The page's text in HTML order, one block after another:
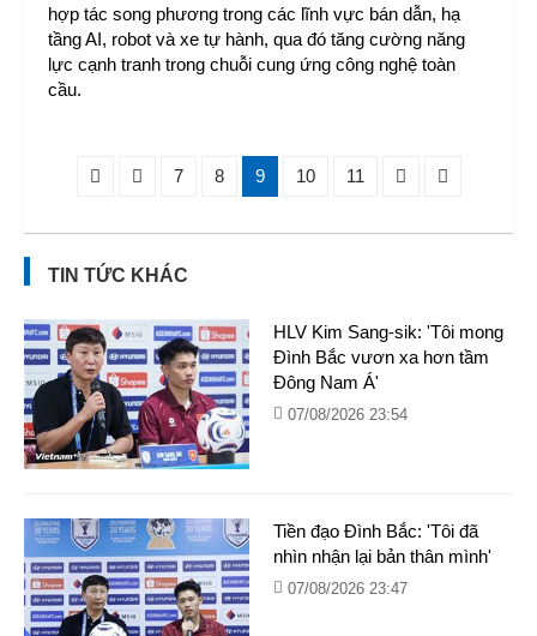
hợp tác song phương trong các lĩnh vực bán dẫn, hạ
tầng AI, robot và xe tự hành, qua đó tăng cường năng
lực cạnh tranh trong chuỗi cung ứng công nghệ toàn
cầu.
7 8 9 10 11
TIN TỨC KHÁC
HLV Kim Sang-sik: 'Tôi mong
Đình Bắc vươn xa hơn tầm
Đông Nam Á'
07/08/2026 23:54
Tiền đạo Đình Bắc: 'Tôi đã
nhìn nhận lại bản thân mình'
07/08/2026 23:47